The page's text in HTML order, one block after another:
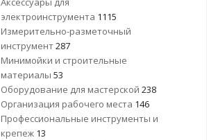
электроинструмента 1115
Измерительно-разметочный
инструмент287
Минимойки и строительные
материалы 53
Оборудование для мастерской 238
Организация рабочего места 146
Профессиональные инструменты и
крепеж 13